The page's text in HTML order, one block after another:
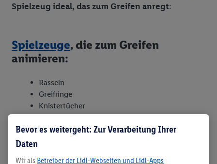
Spielzeug ideal, das zum Greifen anregt:
Spielzeuge, die zum Greifen
animieren:
Rasseln
Greifringe
Knistertücher
weiche Bälle
Bevor es weitergeht: Zur Verarbeitung Ihrer
Daten
Wir als Betreiber der Lidl-Webseiten und Lidl-Apps